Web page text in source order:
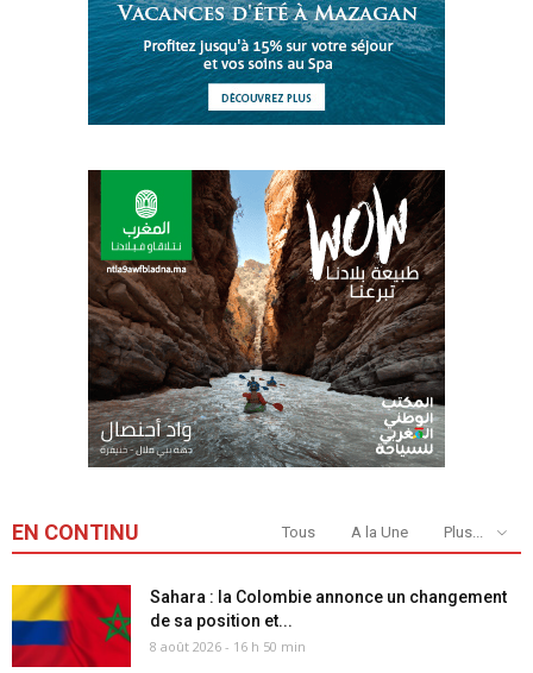
EN CONTINU Tous A la Une Plus...
Sahara : la Colombie annonce un changement
de sa position et...
8 août 2026 - 16 h 50 min